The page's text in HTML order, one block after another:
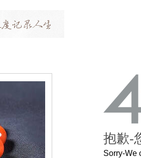
抱歉-
Sorry-We